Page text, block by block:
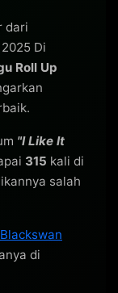
dari
Di
Roll Up
"I Like It
315 kali di
salah
Blackswan
di